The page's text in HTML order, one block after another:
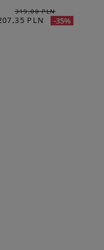
319,00 PLN
PLN -35%